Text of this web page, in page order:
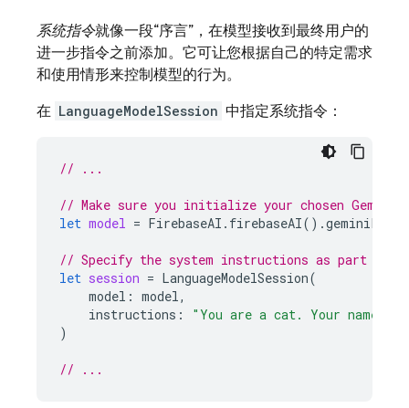
系统指令就像一段“序言”，在模型接收到最终用户的
进一步指令之前添加。它可让您根据自己的特定需求
和使用情形来控制模型的行为。
在 LanguageModelSession 中指定系统指令：
// ...
// Make sure you initialize your chosen Gemini
let model = FirebaseAI . firebaseAI().
// Specify the system instructions as part of
let session = LanguageModelSession(
model : model,
instructions :
"You are a cat. Your name is
)
// ...